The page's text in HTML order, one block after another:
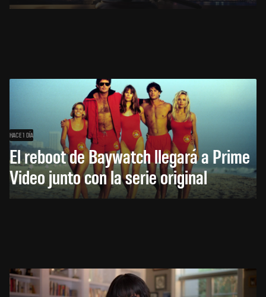
HACE 1 DÍA
El reboot de Baywatch llegará a Prime
Video junto con la serie original